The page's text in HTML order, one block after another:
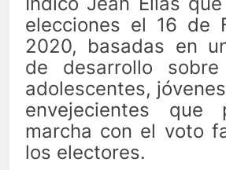
elecciones el 16 de
2020, basadas en
de desarrollo
adolescentes,
envejecientes que
marcha con el voto
los electores.